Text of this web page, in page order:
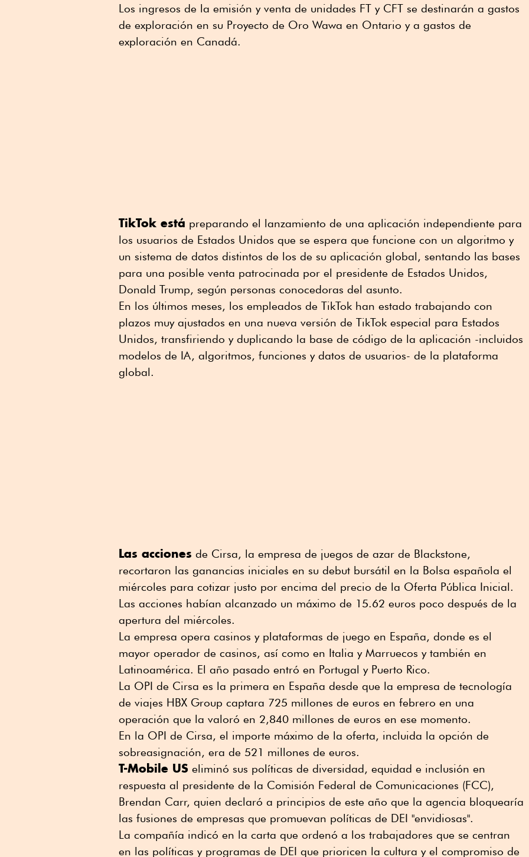
Los ingresos de la emisión y venta de unidades FT y CFT se destinarán a gastos
de exploración en su Proyecto de Oro Wawa en Ontario y a gastos de
exploración en Canadá.
TikTok está preparando el lanzamiento de una aplicación independiente para
los usuarios de Estados Unidos que se espera que funcione con un algoritmo y
un sistema de datos distintos de los de su aplicación global, sentando las bases
para una posible venta patrocinada por el presidente de Estados Unidos,
Donald Trump, según personas conocedoras del asunto.
En los últimos meses, los empleados de TikTok han estado trabajando con
plazos muy ajustados en una nueva versión de TikTok especial para Estados
Unidos, transfiriendo y duplicando la base de código de la aplicación -incluidos
modelos de IA, algoritmos, funciones y datos de usuarios- de la plataforma
global.
Las acciones de Cirsa, la empresa de juegos de azar de Blackstone,
recortaron las ganancias iniciales en su debut bursátil en la Bolsa española el
miércoles para cotizar justo por encima del precio de la Oferta Pública Inicial.
Las acciones habían alcanzado un máximo de 15.62 euros poco después de la
apertura del miércoles.
La empresa opera casinos y plataformas de juego en España, donde es el
mayor operador de casinos, así como en Italia y Marruecos y también en
Latinoamérica. El año pasado entró en Portugal y Puerto Rico.
La OPI de Cirsa es la primera en España desde que la empresa de tecnología
de viajes HBX Group captara 725 millones de euros en febrero en una
operación que la valoró en 2,840 millones de euros en ese momento.
En la OPI de Cirsa, el importe máximo de la oferta, incluida la opción de
sobreasignación, era de 521 millones de euros.
T-Mobile US eliminó sus políticas de diversidad, equidad e inclusión en
respuesta al presidente de la Comisión Federal de Comunicaciones (FCC),
Brendan Carr, quien declaró a principios de este año que la agencia bloquearía
las fusiones de empresas que promuevan políticas de DEI "envidiosas".
La compañía indicó en la carta que ordenó a los trabajadores que se centran
en las políticas y programas de DEI que prioricen la cultura y el compromiso de